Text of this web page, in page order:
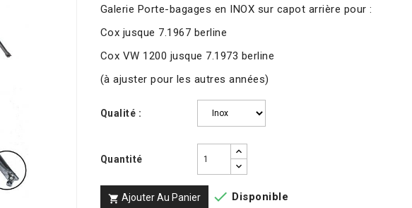
Galerie Porte-bagages en INOX sur capot arrière pour :
Cox jusque 7.1967 berline
Cox VW 1200 jusque 7.1973 berline
(à ajuster pour les autres années)
Qualité :
Quantité
 Ajouter Au Panier  Disponible